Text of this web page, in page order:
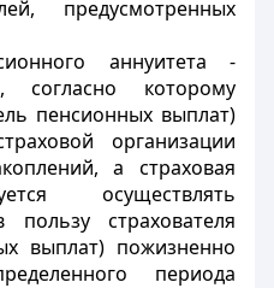
предусмотренных
аннуитета -
согласно которому
пенсионных выплат)
организации
а страховая
осуществлять
страхователя
выплат) пожизненно
периода